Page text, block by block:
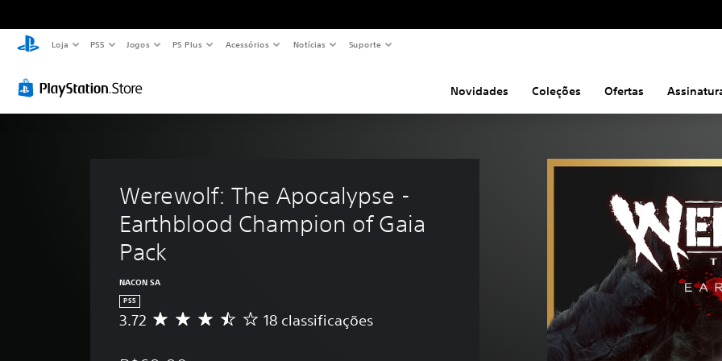
Loja PS5 Jogos PS Plus Acessórios Notícias Suporte
Novidades Coleções Ofertas
Werewolf: The Apocalypse -
Earthblood Champion of Gaia
Pack
NACON SA
PS5
D
3.72 18 classificações